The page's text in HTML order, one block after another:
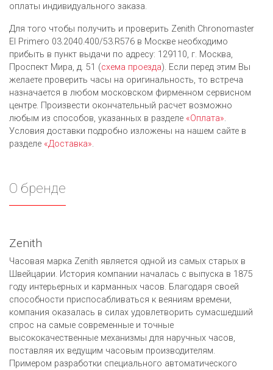
оплаты индивидуального заказа.
Для того чтобы получить и проверить Zenith Chronomaster
El Primero 03.2040.400/53.R576 в Москве необходимо
прибыть в пункт выдачи по адресу: 129110, г. Москва,
Проспект Мира, д. 51 (схема проезда). Если перед этим Вы
желаете проверить часы на оригинальность, то встреча
назначается в любом московском фирменном сервисном
центре. Произвести окончательный расчет возможно
любым из cпособов, указанных в разделе «Оплата».
Условия доставки подробно изложены на нашем сайте в
разделе «Доставка».
О бренде
Zenith
Часовая марка Zenith является одной из самых старых в
Швейцарии. История компании началась с выпуска в 1875
году интерьерных и карманных часов. Благодаря своей
способности приспосабливаться к веяниям времени,
компания оказалась в силах удовлетворить сумасшедший
спрос на самые современные и точные
высококачественные механизмы для наручных часов,
поставляя их ведущим часовым производителям.
Примером разработки специального автоматического